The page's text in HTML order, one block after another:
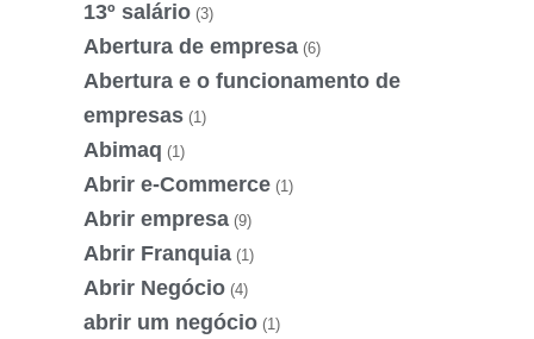
13º salário (3)
Abertura de empresa (6)
Abertura e o funcionamento de
empresas (1)
Abimaq (1)
Abrir e-Commerce (1)
Abrir empresa (9)
Abrir Franquia (1)
Abrir Negócio (4)
abrir um negócio (1)